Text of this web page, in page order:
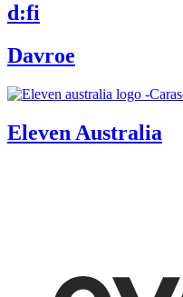
d:fi
Davroe
Eleven Australia